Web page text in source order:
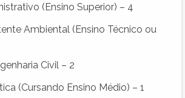
(Ensino Superior) – 4
Ambiental (Ensino Técnico ou
Civil – 2
(Cursando Ensino Médio) – 1